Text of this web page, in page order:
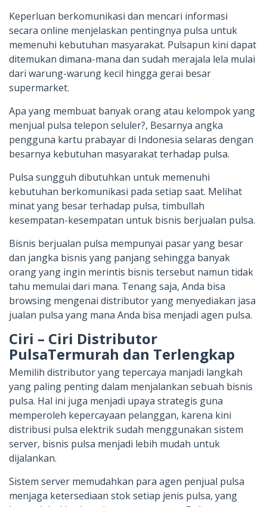
Keperluan berkomunikasi dan mencari informasi
secara online menjelaskan pentingnya pulsa untuk
memenuhi kebutuhan masyarakat. Pulsapun kini dapat
ditemukan dimana-mana dan sudah merajala lela mulai
dari warung-warung kecil hingga gerai besar
supermarket.
Apa yang membuat banyak orang atau kelompok yang
menjual pulsa telepon seluler?, Besarnya angka
pengguna kartu prabayar di Indonesia selaras dengan
besarnya kebutuhan masyarakat terhadap pulsa.
Pulsa sungguh dibutuhkan untuk memenuhi
kebutuhan berkomunikasi pada setiap saat. Melihat
minat yang besar terhadap pulsa, timbullah
kesempatan-kesempatan untuk bisnis berjualan pulsa.
Bisnis berjualan pulsa mempunyai pasar yang besar
dan jangka bisnis yang panjang sehingga banyak
orang yang ingin merintis bisnis tersebut namun tidak
tahu memulai dari mana. Tenang saja, Anda bisa
browsing mengenai distributor yang menyediakan jasa
jualan pulsa yang mana Anda bisa menjadi agen pulsa.
Ciri – Ciri Distributor
PulsaTermurah dan Terlengkap
Memilih distributor yang tepercaya manjadi langkah
yang paling penting dalam menjalankan sebuah bisnis
pulsa. Hal ini juga menjadi upaya strategis guna
memperoleh kepercayaan pelanggan, karena kini
distribusi pulsa elektrik sudah menggunakan sistem
server, bisnis pulsa menjadi lebih mudah untuk
dijalankan.
Sistem server memudahkan para agen penjual pulsa
menjaga ketersediaan stok setiap jenis pulsa, yang